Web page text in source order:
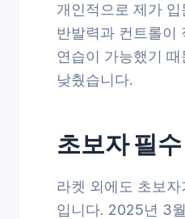
개인적으로 제가
반발력과 컨트롤이
연습이 가능했기
낮췄습니다.
초보자 필
라켓 외에도 초보
입니다. 2025년 3